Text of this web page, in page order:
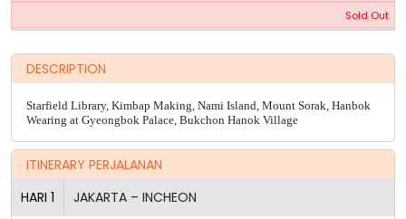
Sold Out
DESCRIPTION
Starfield Library, Kimbap Making, Nami Island, Mount Sorak, Hanbok
Wearing at Gyeongbok Palace, Bukchon Hanok Village
ITINERARY PERJALANAN
HARI 1 JAKARTA – INCHEON